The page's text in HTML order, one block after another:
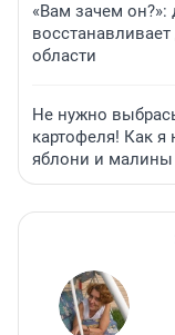
«Вам зачем
области
Не нужно
картофеля! Как
яблони и малины